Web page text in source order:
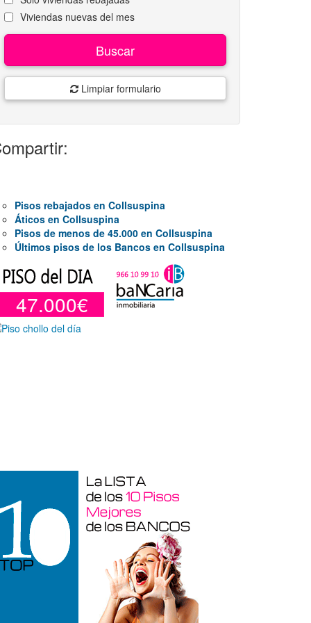
Viviendas nuevas del mes
Buscar
Limpiar formulario
Pisos rebajados en Collsuspina
Áticos en Collsuspina
Pisos de menos de 45.000 en Collsuspina
Últimos pisos de los Bancos en Collsuspina
47.000€